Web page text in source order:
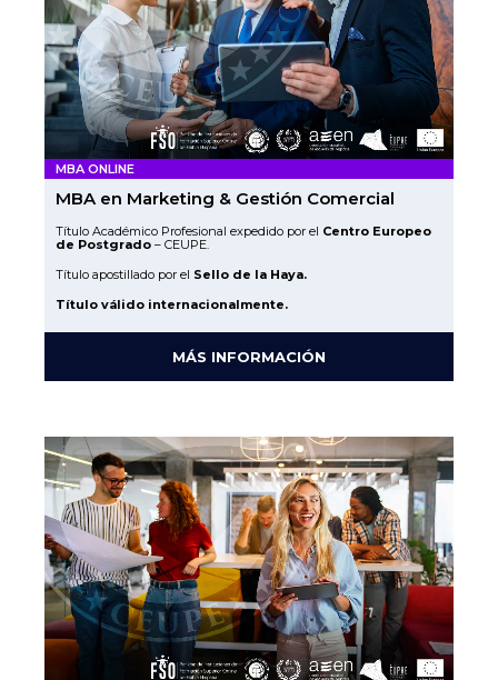
MBA ONLINE
MBA en Marketing & Gestión Comercial
Título Académico Profesional expedido por el Centro Europeo
de Postgrado – CEUPE.
Título apostillado por el Sello de la Haya.
Título válido internacionalmente.
MÁS INFORMACIÓN